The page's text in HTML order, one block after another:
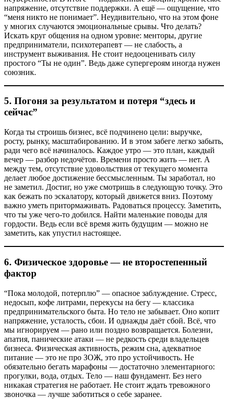
напряжение, отсутствие поддержки. А ещё — ощущение, что
“меня никто не понимает”. Неудивительно, что на этом фоне
у многих случаются эмоциональные срывы. Что делать?
Искать круг общения на одном уровне: менторы, другие
предприниматели, психотерапевт — не слабость, а
инструмент выживания. Не стоит недооценивать силу
простого “Ты не один”. Ведь даже супергероям иногда нужен
союзник.
5. Погоня за результатом и потеря “здесь и
сейчас”
Когда ты строишь бизнес, всё подчинено цели: выручке,
росту, рынку, масштабированию. И в этом забеге легко забыть,
ради чего всё начиналось. Каждое утро — это план, каждый
вечер — разбор недочётов. Времени просто жить — нет. А
между тем, отсутствие удовольствия от текущего момента
делает любое достижение бессмысленным. Ты заработал, но
не заметил. Достиг, но уже смотришь в следующую точку. Это
как бежать по эскалатору, который движется вниз. Поэтому
важно уметь притормаживать. Радоваться процессу. Заметить,
что ты уже чего-то добился. Найти маленькие поводы для
гордости. Ведь если всё время жить будущим — можно не
заметить, как упустил настоящее.
6. Физическое здоровье — не второстепенный
фактор
“Пока молодой, потерплю” — опасное заблуждение. Стресс,
недосып, кофе литрами, перекусы на бегу — классика
предпринимательского быта. Но тело не забывает. Оно копит
напряжение, усталость, сбои. И однажды даёт сбой. Всё, что
мы игнорируем — рано или поздно возвращается. Болезни,
апатия, панические атаки — не редкость среди владельцев
бизнеса. Физическая активность, режим сна, адекватное
питание — это не про ЗОЖ, это про устойчивость. Не
обязательно бегать марафоны — достаточно элементарного:
прогулки, вода, отдых. Тело — наш фундамент. Без него
никакая стратегия не работает. Не стоит ждать тревожного
звоночка — лучше заботиться о себе заранее.